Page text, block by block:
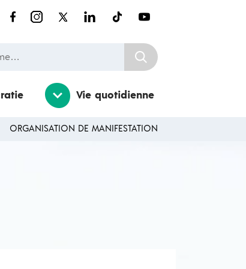
Vie quotidienne
ORGANISATION DE MANIFESTATION